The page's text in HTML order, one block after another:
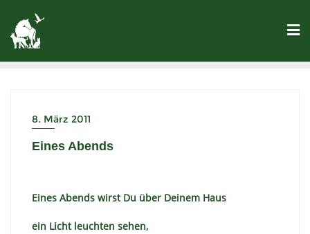
8. März 2011
Eines Abends
Eines Abends wirst Du über Deinem Haus
ein Licht leuchten sehen,